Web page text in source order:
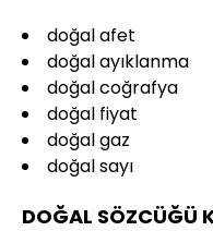
doğal afet
doğal ayıklanma
doğal coğrafya
doğal fiyat
doğal gaz
doğal sayı
DOĞAL SÖZCÜĞÜ